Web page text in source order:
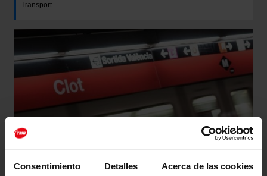
Consentimiento Detalles Acerca de las cookies
Transport